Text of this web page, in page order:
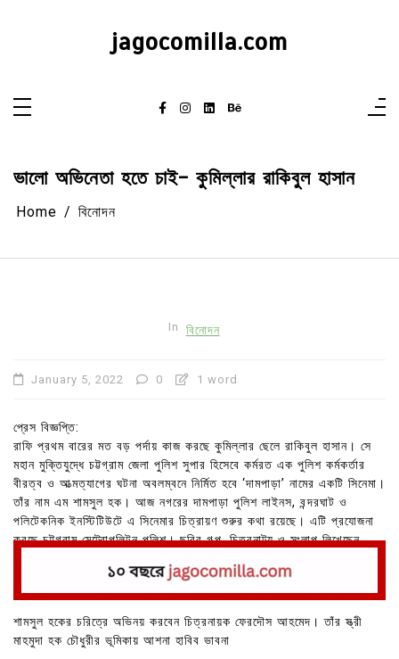
jagocomilla.com
ভালো অভিনেতা হতে চাই- কুমিল্লার রাকিবুল হাসান
Home বিনোদন
In বিনোদন
January 5, 2022 0 1 word
প্রেস বিজ্ঞপ্তি:
রাফি প্রথম বারের মত বড় পর্দায় কাজ করছে কুমিল্লার ছেলে রাকিবুল হাসান। সে
মহান মুক্তিযুদ্ধে চট্টগ্রাম জেলা পুলিশ সুপার হিসেবে কর্মরত এক পুলিশ কর্মকর্তার
বীরত্ব ও আত্মত্যাগের ঘটনা অবলম্বনে নির্মিত হবে ‘দামপাড়া’ নামের একটি সিনেমা।
তাঁর নাম এম শামসুল হক। আজ নগরের দামপাড়া পুলিশ লাইনস, বন্দরঘাট ও
পলিটেকনিক ইনস্টিটিউটে এ সিনেমার চিত্রায়ণ শুরুর কথা রয়েছে। এটি প্রযোজনা
করছে চট্টগ্রাম মেট্রোপলিটন পুলিশ। ছবির গল্প, চিত্রনাট্য ও সংলাপ লিখেছেন
শামসুল হকের চরিত্রে অভিনয় করবেন চিত্রনায়ক ফেরদৌস আহমেদ। তাঁর স্ত্রী
মাহমুদা হক চৌধুরীর ভূমিকায় আশনা হাবিব ভাবনা